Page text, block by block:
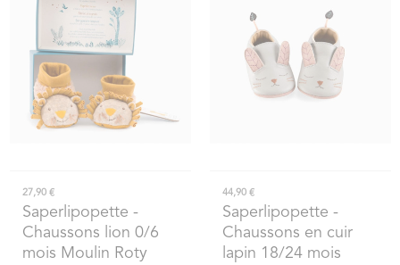
27,90 €
Saperlipopette -
Chaussons lion 0/6
mois Moulin Roty
44,90 €
Saperlipopette -
Chaussons en cuir
lapin 18/24 mois